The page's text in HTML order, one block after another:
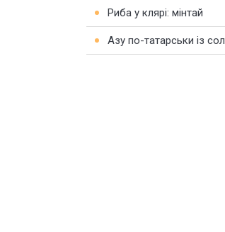
Риба у клярі: мінтай
Азу по-татарськи із